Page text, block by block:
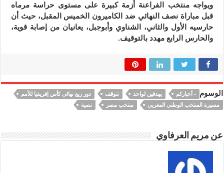
ويواجه منتخب الفراعنة أزمة كبيرة على مستوى حراسة مرماه
قبل مباراة نصف النهائي ضد الكاميرون الخميس المقبل، حيث أن
حارسيه الأول والثاني، الشناوي وأبوجبل، يعانيان من إصابة قوية،
والحارس الرابع مهدد بالتوقيف.
الوسوم - أخباركم بهدفين لواحد تتوقف
دور ربع نهائي كأس إفريقيا للأمم
مسيرة المنتخب الوطني المغربي
منتخب مصر نصية
عن مريم العرفاوي